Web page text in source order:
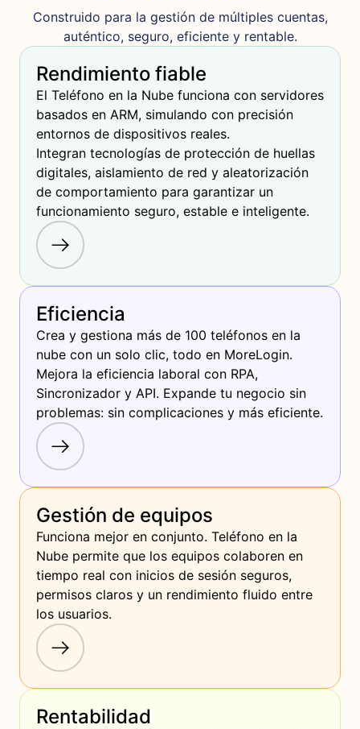
Construido para la gestión de múltiples cuentas,
auténtico, seguro, eficiente y rentable.
Rendimiento fiable
El Teléfono en la Nube funciona con servidores
basados en ARM, simulando con precisión
entornos de dispositivos reales.
Integran tecnologías de protección de huellas
digitales, aislamiento de red y aleatorización
de comportamiento para garantizar un
funcionamiento seguro, estable e inteligente.
Eficiencia
Crea y gestiona más de 100 teléfonos en la
nube con un solo clic, todo en MoreLogin.
Mejora la eficiencia laboral con RPA,
Sincronizador y API. Expande tu negocio sin
problemas: sin complicaciones y más eficiente.
Gestión de equipos
Funciona mejor en conjunto. Teléfono en la
Nube permite que los equipos colaboren en
tiempo real con inicios de sesión seguros,
permisos claros y un rendimiento fluido entre
los usuarios.
Rentabilidad